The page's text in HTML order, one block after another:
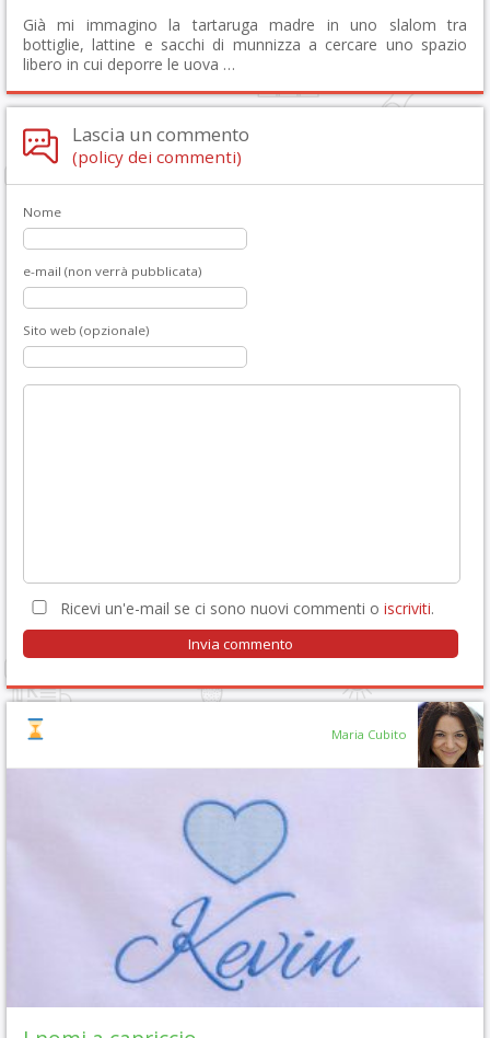
Già mi immagino la tartaruga madre in uno slalom tra
bottiglie, lattine e sacchi di munnizza a cercare uno spazio
libero in cui deporre le uova …
Lascia un commento
(policy dei commenti)
Nome
e-mail (non verrà pubblicata)
Sito web (opzionale)
Ricevi un'e-mail se ci sono nuovi commenti o iscriviti.
Maria Cubito